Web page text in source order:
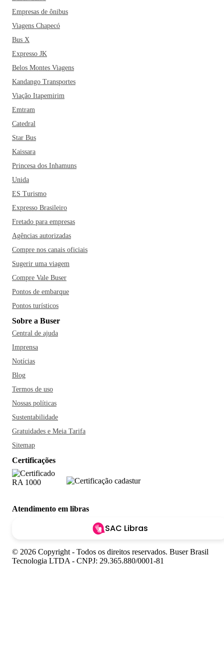
Empresas de ônibus
Viagens Chapecó
Bus X
Expresso JK
Belos Montes Viagens
Kandango Transportes
Viação Itapemirim
Emtram
Catedral
Star Bus
Kaissara
Princesa dos Inhamuns
Unida
ES Turismo
Expresso Brasileiro
Fretado para empresas
Agências autorizadas
Compre nos canais oficiais
Sugerir uma viagem
Compre Vale Buser
Pontos de embarque
Pontos turísticos
Sobre a Buser
Central de ajuda
Imprensa
Notícias
Blog
Termos de uso
Nossas políticas
Sustentabilidade
Gratuidades e Meia Tarifa
Sitemap
Certificações
Atendimento em libras
SAC Libras
© 2026 Copyright - Todos os direitos reservados. Buser Brasil
Tecnologia LTDA - CNPJ: 29.365.880/0001-81